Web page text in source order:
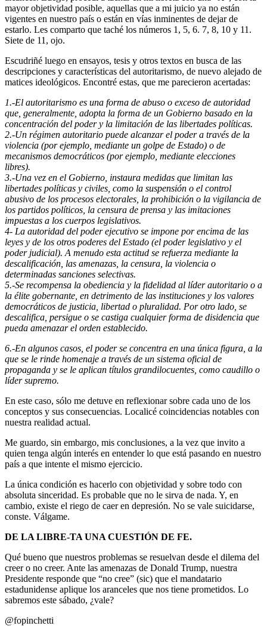
mayor objetividad posible, aquellas que a mi juicio ya no están
vigentes en nuestro país o están en vías inminentes de dejar de
estarlo. Les comparto que taché los números 1, 5, 6. 7, 8, 10 y 11.
Siete de 11, ojo.
Escudriñé luego en ensayos, tesis y otros textos en busca de las
descripciones y características del autoritarismo, de nuevo alejado de
matices ideológicos. Encontré estas, que me parecieron acertadas:
1.-El autoritarismo es una forma de abuso o exceso de autoridad
que, generalmente, adopta la forma de un Gobierno basado en la
concentración del poder y la limitación de las libertades políticas.
2.-Un régimen autoritario puede alcanzar el poder a través de la
violencia (por ejemplo, mediante un golpe de Estado) o de
mecanismos democráticos (por ejemplo, mediante elecciones
libres).
3.-Una vez en el Gobierno, instaura medidas que limitan las
libertades políticas y civiles, como la suspensión o el control
abusivo de los procesos electorales, la prohibición o la vigilancia de
los partidos políticos, la censura de prensa y las imitaciones
impuestas a los cuerpos legislativos.
4- La autoridad del poder ejecutivo se impone por encima de las
leyes y de los otros poderes del Estado (el poder legislativo y el
poder judicial). A menudo esta actitud se refuerza mediante la
descalificación, las amenazas, la censura, la violencia o
determinadas sanciones selectivas.
5.-Se recompensa la obediencia y la fidelidad al líder autoritario o a
la élite gobernante, en detrimento de las instituciones y los valores
democráticos de justicia, libertad o pluralidad. Por otro lado, se
descalifica, persigue o se castiga cualquier forma de disidencia que
pueda amenazar el orden establecido.
6.-En algunos casos, el poder se concentra en una única figura, a la
que se le rinde homenaje a través de un sistema oficial de
propaganda y se le aplican títulos grandilocuentes, como caudillo o
líder supremo.
En este caso, sólo me detuve en reflexionar sobre cada uno de los
conceptos y sus consecuencias. Localicé coincidencias notables con
nuestra realidad actual.
Me guardo, sin embargo, mis conclusiones, a la vez que invito a
quien tenga algún interés en entender lo que está pasando en nuestro
país a que intente el mismo ejercicio.
La única condición es hacerlo con objetividad y sobre todo con
absoluta sinceridad. Es probable que no le sirva de nada. Y, en
cambio, existe el riego de caer en depresión. No se vale suicidarse,
conste. Válgame.
DE LA LIBRE-TA UNA CUESTIÓN DE FE.
Qué bueno que nuestros problemas se resuelvan desde el dilema del
creer o no creer. Ante las amenazas de Donald Trump, nuestra
Presidente responde que “no cree” (sic) que el mandatario
estadunidense aplique los aranceles que nos tiene prometidos. Lo
sabremos este sábado, ¿vale?
@fopinchetti